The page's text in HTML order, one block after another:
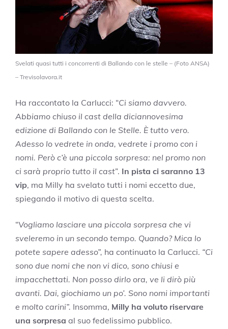
Svelati quasi tutti i concorrenti di Ballando con le stelle – (Foto ANSA)
– Trevisolavora.it
Ha raccontato la Carlucci: “Ci siamo davvero.
Abbiamo chiuso il cast della diciannovesima
edizione di Ballando con le Stelle. È tutto vero.
Adesso lo vedrete in onda, vedrete i promo con i
nomi. Però c’è una piccola sorpresa: nel promo non
ci sarà proprio tutto il cast”. In pista ci saranno 13
vip, ma Milly ha svelato tutti i nomi eccetto due,
spiegando il motivo di questa scelta.
“Vogliamo lasciare una piccola sorpresa che vi
sveleremo in un secondo tempo. Quando? Mica lo
potete sapere adesso”, ha continuato la Carlucci. “Ci
sono due nomi che non vi dico, sono chiusi e
impacchettati. Non posso dirlo ora, ve li dirò più
avanti. Dai, giochiamo un po’. Sono nomi importanti
e molto carini”. Insomma, Milly ha voluto riservare
una sorpresa al suo fedelissimo pubblico.